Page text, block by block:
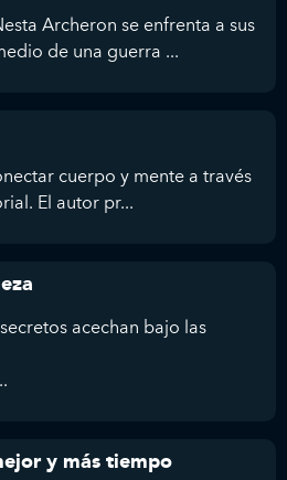
Archeron se enfrenta a sus
de una guerra ...
cuerpo y mente a través
El autor pr...
acechan bajo las
y más tiempo